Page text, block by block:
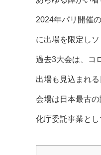
2024年パリ開催
に出場を限定しソ
過去3大会は、コ
出場も見込まれ
会場は日本最古
化庁委託事業と